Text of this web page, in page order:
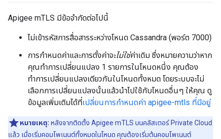
Apigee mTLS มีข้อจำกัดต่อไปนี้
ไม่เข้ารหัสการสื่อสารระหว่างโหนด Cassandra (พอร์ต 7000)
การกำหนดค่าและการตั้งค่าจะไม่ใช่ค่าเดิม ซึ่งหมายความว่าหาก
คุณทำการเปลี่ยนแปลง 1 รายการในโหนดหนึ่ง คุณต้อง
ทำการเปลี่ยนแปลงเดียวกันในโหนดทั้งหมด โดยระบบจะไม่
เลือกการเปลี่ยนแปลงนั้นแล้วนำไปใช้กับโหนดอื่นๆ ให้คุณ ดู
ข้อมูลเพิ่มเติมได้ที่เปลี่ยนการกำหนดค่า apigee-mtls ที่มีอยู่
หมายเหตุ: หลังจากติดตั้ง Apigee mTLS บนคลัสเตอร์ Private Cloud
แล้ว เมื่อเริ่มคอมโพเนนต์ทั้งหมดในโหนด คุณต้องเริ่มต้นคอมโพเนนต์